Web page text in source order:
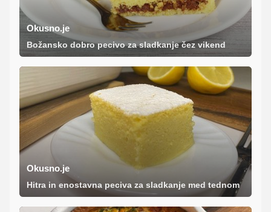
Okusno.je
Božansko dobro pecivo za sladkanje čez vikend
Okusno.je
Hitra in enostavna peciva za sladkanje med tednom